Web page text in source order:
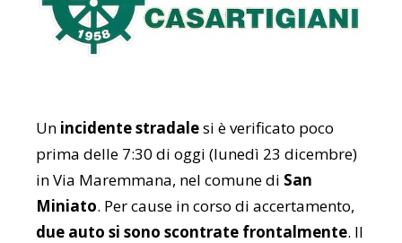
Un incidente stradalesi è verificato poco
prima delle 7:30 di oggi (lunedì 23 dicembre)
in Via Maremmana, nel comune di San
Miniato. Per cause in corso di accertamento,
due auto si sono scontrate frontalmente. Il